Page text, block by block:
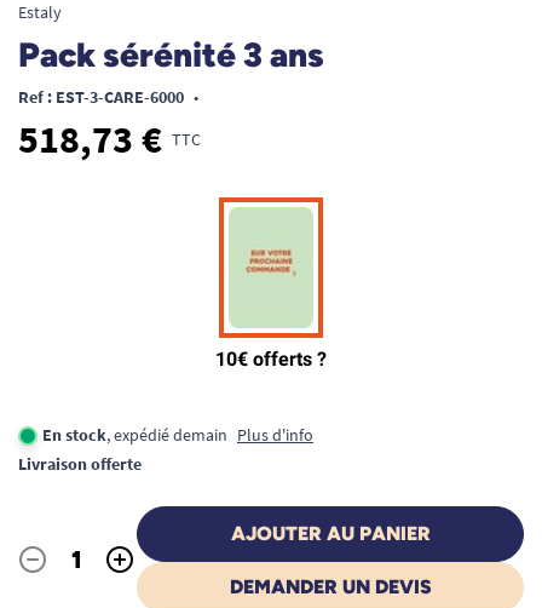
Estaly
Pack sérénité 3 ans
Ref : EST-3-CARE-6000 •
518,73 € TTC
En stock, expédié demain Plus d'info
Livraison offerte
Quantité
- +
AJOUTER AU PANIER
DEMANDER UN DEVIS